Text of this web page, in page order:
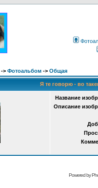
-> Фотоальбом -> Общая
Я те говорю - во
Название
Описание
Powered by